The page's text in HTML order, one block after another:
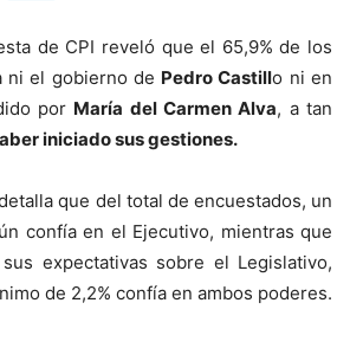
de CPI reveló que el 65,9% de los
ni el gobierno de Pedro Castillo ni en
por María del Carmen Alva, a tan
iniciado sus gestiones.
que del total de encuestados, un
confía en el Ejecutivo, mientras que
expectativas sobre el Legislativo,
de 2,2% confía en ambos poderes.